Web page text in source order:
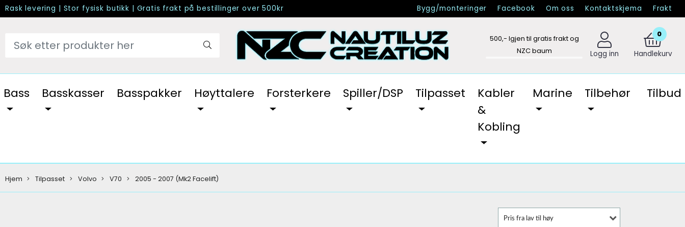
Rask levering | Stor fysisk butikk | Gratis frakt på bestillinger over 500kr Bygg/monteringer Facebook Om oss Kontaktskjema Frakt
500,- Igjen til gratis frakt og
NZC baum
Logg inn
0
Handlekurv
Bass Basskasser Basspakker Høyttalere Forsterkere Spiller/DSP Tilpasset
Kabler
&
Kobling
Marine Tilbehør Tilbud
Hjem Tilpasset Volvo V70 2005 - 2007 (Mk2 Facelift)
Pris fra lav til høy